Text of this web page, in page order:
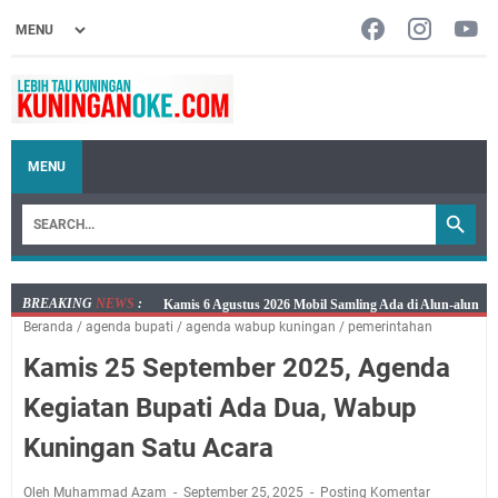
MENU
BREAKING NEWS :
Layanan Mobil Samsat Keliling Kuningan Kamis 6
Agustus 2026 Ada di Empat Titik
Embun Pagi Kamis 6 Agustus 2026: Tidak Semua
Setiap Noda Ada Pembersihnya, Salat Bisa Menjadi
Pembersih Dosa Kita, Ini Jadwal Salat Wilayah
Beranda / agenda bupati / agenda wabup kuningan / pemerintahan
Kamis 25 September 2025, Agenda
Kegiatan Bupati Ada Dua, Wabup
Kuningan Satu Acara
Oleh Muhammad Azam September 25, 2025 Posting Komentar